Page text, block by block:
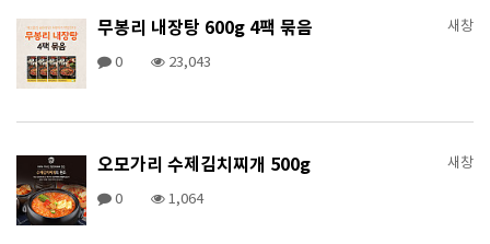
새창
무봉리 내장탕 600g 4팩 묶음
0 23,043
새창
오모가리 수제김치찌개 500g
0 1,064